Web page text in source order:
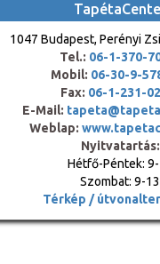
1047 Budapest, Perényi
Tel.: 06-1-370-
Mobil: 06-30-9-
Fax: 06-1-231-
E-Mail:
Weblap:
Nyitvatartás:
Hétfő-Péntek:
Szombat: 9-13
Térkép /